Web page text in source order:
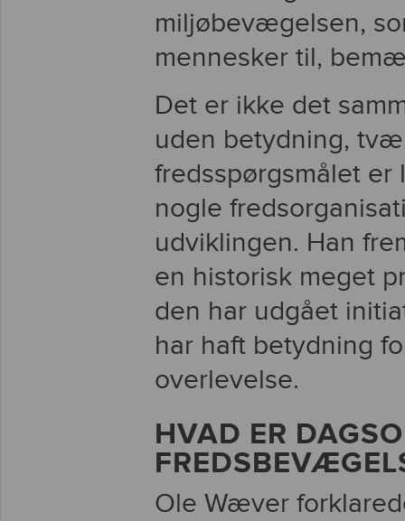
miljøbevægelsen,
mennesker til,
Det er ikke det
uden betydning,
fredsspørgsmålet
nogle
udviklingen. Han
en historisk meget
den har udgået
har haft betydning
overlevelse.
HVAD ER
Ole Wæver